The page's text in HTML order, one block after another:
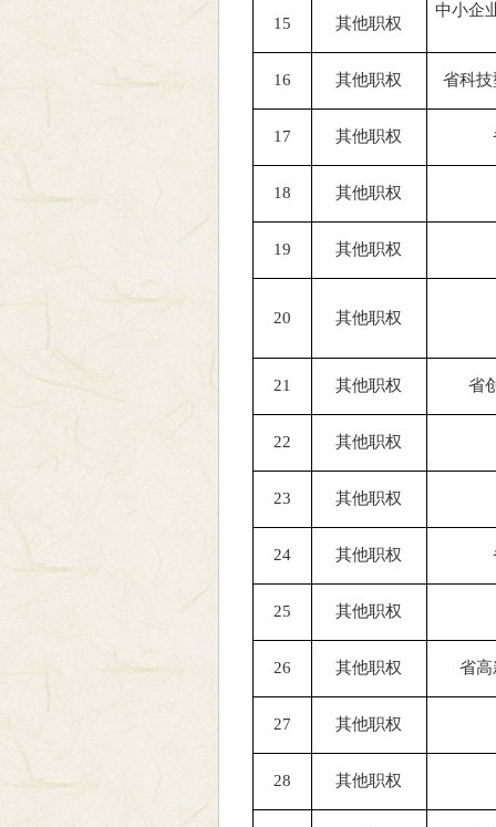
15 其他职权
中小企
16 其他职权 省科
17 其他职权
18 其他职权
19 其他职权
20 其他职权
21 其他职权 省
22 其他职权
23 其他职权
24 其他职权
25 其他职权
26 其他职权 省高
27 其他职权
28 其他职权